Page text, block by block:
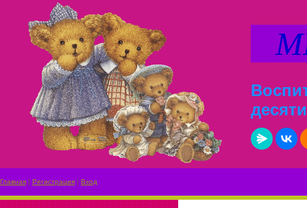
Главная | Регистрация | Вход